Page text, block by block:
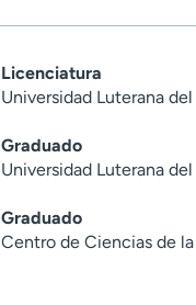
Licenciatura
Universidad Luterana
Graduado
Universidad Luterana
Graduado
Centro de Ciencias de